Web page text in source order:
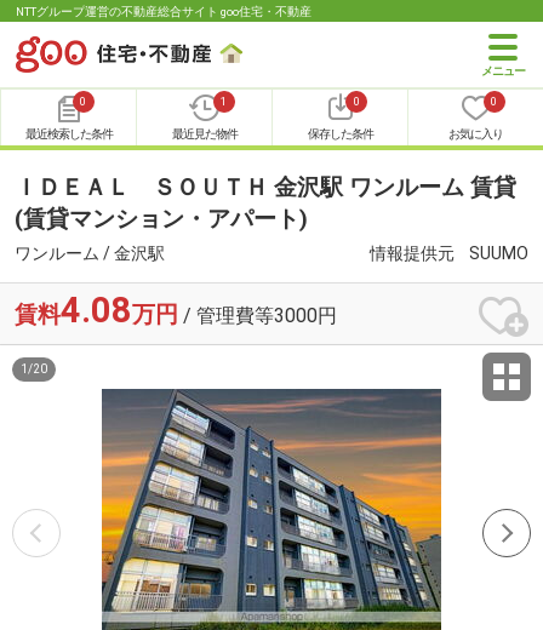
NTTグループ運営の不動産総合サイト goo住宅・不動産
0
最近検索した条件
1
最近見た物件
0
保存した条件
0
お気に入り
ＩＤＥＡＬ ＳＯＵＴＨ 金沢駅 ワンルーム 賃貸
(賃貸マンション・アパート)
ワンルーム / 金沢駅 情報提供元 SUUMO
賃料4.08万円 / 管理費等3000円
1 /20